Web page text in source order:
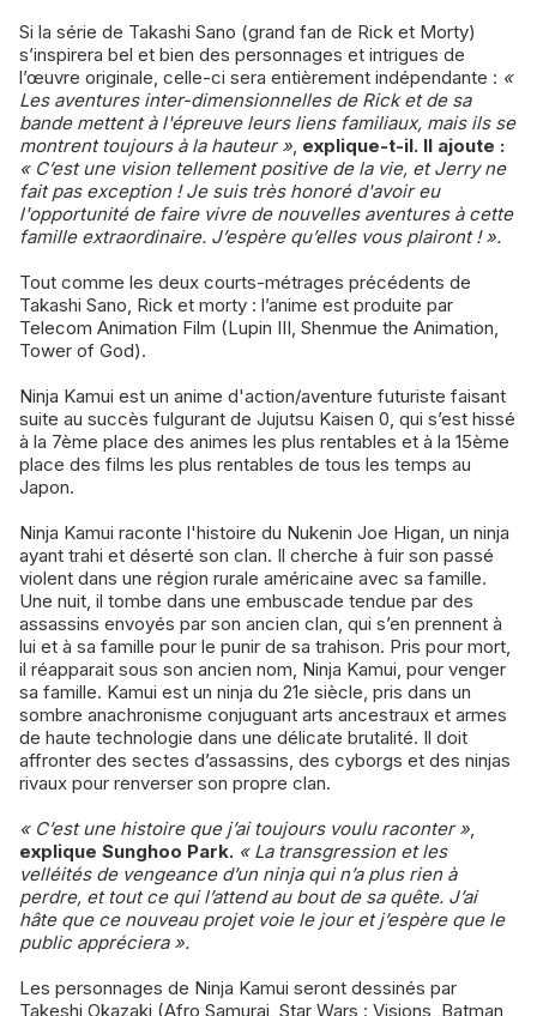
Si la série de Takashi Sano (grand fan de Rick et Morty)
s’inspirera bel et bien des personnages et intrigues de
l’œuvre originale, celle-ci sera entièrement indépendante : «
Les aventures inter-dimensionnelles de Rick et de sa
bande mettent à l'épreuve leurs liens familiaux, mais ils se
montrent toujours à la hauteur », explique-t-il. Il ajoute :
« C’est une vision tellement positive de la vie, et Jerry ne
fait pas exception ! Je suis très honoré d'avoir eu
l'opportunité de faire vivre de nouvelles aventures à cette
famille extraordinaire. J’espère qu’elles vous plairont ! ».
Tout comme les deux courts-métrages précédents de
Takashi Sano, Rick et morty : l’anime est produite par
Telecom Animation Film (Lupin III, Shenmue the Animation,
Tower of God).
Ninja Kamui est un anime d'action/aventure futuriste faisant
suite au succès fulgurant de Jujutsu Kaisen 0, qui s’est hissé
à la 7ème place des animes les plus rentables et à la 15ème
place des films les plus rentables de tous les temps au
Japon.
Ninja Kamui raconte l'histoire du Nukenin Joe Higan, un ninja
ayant trahi et déserté son clan. Il cherche à fuir son passé
violent dans une région rurale américaine avec sa famille.
Une nuit, il tombe dans une embuscade tendue par des
assassins envoyés par son ancien clan, qui s’en prennent à
lui et à sa famille pour le punir de sa trahison. Pris pour mort,
il réapparait sous son ancien nom, Ninja Kamui, pour venger
sa famille. Kamui est un ninja du 21e siècle, pris dans un
sombre anachronisme conjuguant arts ancestraux et armes
de haute technologie dans une délicate brutalité. Il doit
affronter des sectes d’assassins, des cyborgs et des ninjas
rivaux pour renverser son propre clan.
« C’est une histoire que j’ai toujours voulu raconter »,
explique Sunghoo Park. « La transgression et les
velléités de vengeance d’un ninja qui n’a plus rien à
perdre, et tout ce qui l’attend au bout de sa quête. J’ai
hâte que ce nouveau projet voie le jour et j’espère que le
public appréciera ».
Les personnages de Ninja Kamui seront dessinés par
Takeshi Okazaki (Afro Samurai, Star Wars : Visions, Batman